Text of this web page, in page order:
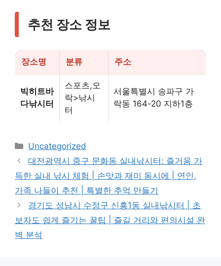
추천 장소 정보
장소명 분류 주소
빅히트바
다낚시터
스포츠,오
락>낚시
터
서울특별시 송파구 가
락동 164-20 지하1층
카
테
고
리
Uncategorized
대전광역시 중구 문화동 실내낚시터: 즐거움 가
득한 실내 낚시 체험 | 손맛과 재미 동시에 | 연인,
가족 나들이 추천 | 특별한 추억 만들기
경기도 성남시 수정구 신흥1동 실내낚시터 | 초
보자도 쉽게 즐기는 꿀팁 | 즐길 거리와 편의시설 완
벽 분석